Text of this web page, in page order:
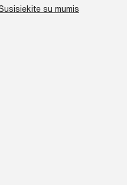
su mumis